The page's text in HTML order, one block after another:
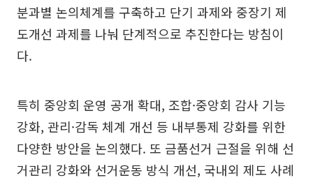
분과별 논의체계를 구축하고 단기 과제와 중장기 제
도개선 과제를 나눠 단계적으로 추진한다는 방침이
다.
특히 중앙회 운영 공개 확대, 조합·중앙회 감사 기능
강화, 관리·감독 체계 개선 등 내부통제 강화를 위한
다양한 방안을 논의했다. 또 금품선거 근절을 위해 선
거관리 강화와 선거운동 방식 개선, 국내외 제도 사례